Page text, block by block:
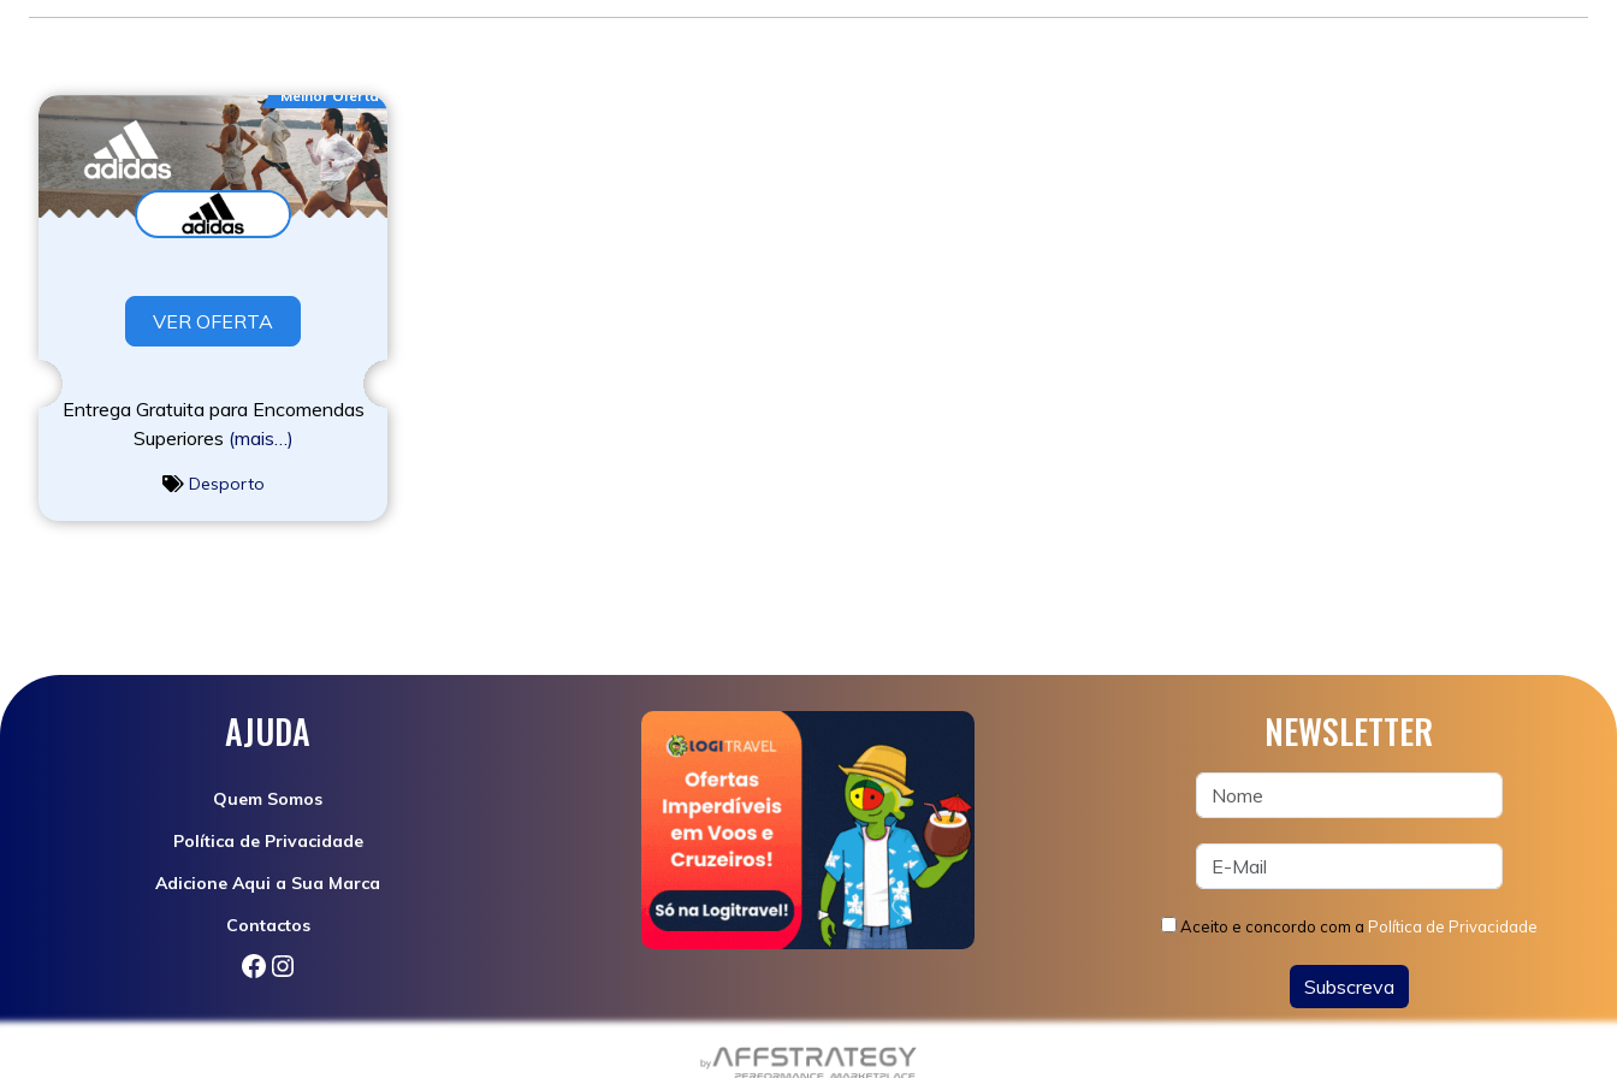
Melhor Oferta
VER OFERTA
Entrega Gratuita para Encomendas
Superiores (mais…)
Desporto
AJUDA
Quem Somos
Política de Privacidade
Adicione Aqui a Sua Marca
Contactos
Facebook
Instagram
NEWSLETTER
Aceito e concordo com a Política de Privacidade
Subscreva
PRONTO PARA POUPAR?
SUBSCREVA A NOSSA NEWSLETTER
Li, Aceito e Concordo com a Política
Subscrever